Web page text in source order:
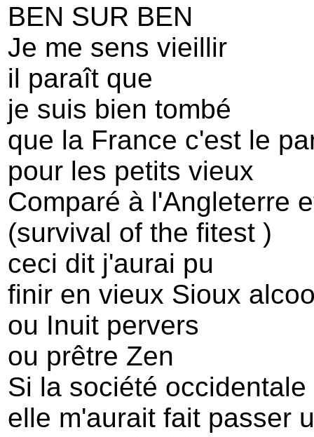
BEN SUR BEN
Je me sens vieillir
il paraît que
je suis bien tombé
que la France c'est le
pour les petits vieux
Comparé à l'Angleterre
(survival of the fitest )
ceci dit j'aurai pu
finir en vieux Sioux
ou Inuit pervers
ou prêtre Zen
Si la société
elle m'aurait fait passer